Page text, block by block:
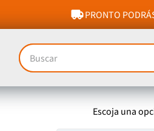
PRONTO
Buscar
Escoja una